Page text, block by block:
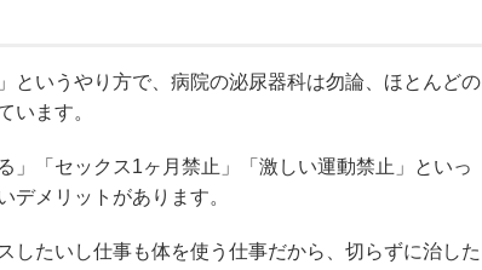
というやり方で、病院の泌尿器科は勿論、ほとんどの
います。
」「セックス1ヶ月禁止」「激しい運動禁止」といっ
デメリットがあります。
したいし仕事も体を使う仕事だから、切らずに治した